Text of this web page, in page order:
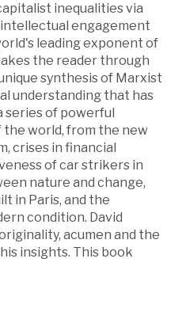
inequalities via
intellectual engagement
leading exponent of
the reader through
synthesis of Marxist
understanding that has
series of powerful
world, from the new
crises in financial
of car strikers in
nature and change,
in Paris, and the
condition. David
acumen and the
insights. This book